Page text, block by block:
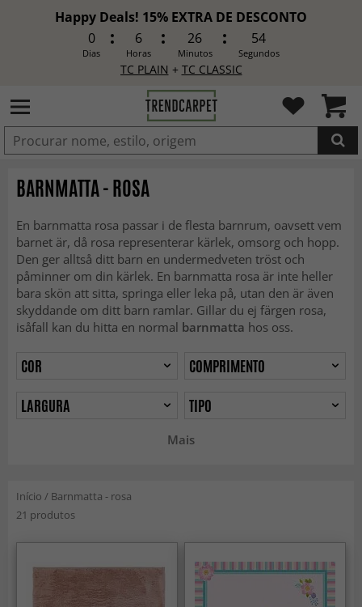
Happy Deals! 15% EXTRA DE DESCONTO
0
Dias
6
Horas
26
Minutos
52
Segundos
TC PLAIN + TC CLASSIC
BARNMATTA - ROSA
En barnmatta rosa passar i de flesta barnrum, oavsett vem
barnet är, då rosa representerar kärlek, omsorg och hopp.
Den ger alltså ditt barn en undermedveten tröst och
påminner om din kärlek. En barnmatta rosa är inte heller
bara skön att sitta, springa eller leka på, utan den är även
skyddande om ditt barn ramlar. Gillar du ej färgen rosa,
isåfall kan du hitta en normal barnmatta hos oss.
Mais
COR
COMPRIMENTO
LARGURA
TIPO
Início / Barnmatta - rosa
21 produtos